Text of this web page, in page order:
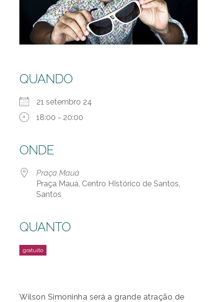
QUANDO
21 setembro 24
18:00 - 20:00
ONDE
Praça Mauá
Praça Mauá, Centro HIstórico de Santos,
Santos
QUANTO
Wilson Simoninha será a grande atração de